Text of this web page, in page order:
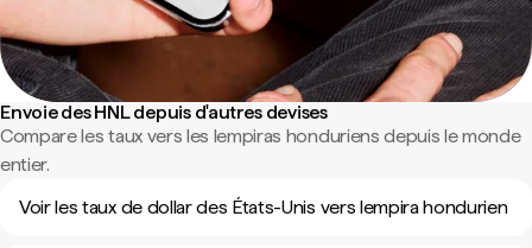
Envoie des HNL depuis d'autres devises
Compare les taux vers les lempiras honduriens depuis le monde
entier.
Voir les taux de dollar des États-Unis vers lempira hondurien